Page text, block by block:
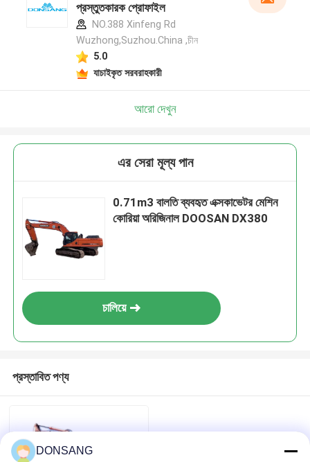
প্রস্তুতকারক প্রোফাইল
NO.388 Xinfeng Rd
Wuzhong,Suzhou.China ,চীন
5.0
যাচাইকৃত সরবরাহকারী
আরো দেখুন
এর সেরা মূল্য পান
0.71m3 বালতি ব্যবহৃত এক্সকাভেটর মেশিন
কোরিয়া অরিজিনাল DOOSAN DX380
চালিয়ে
প্রস্তাবিত পণ্য
DONSANG